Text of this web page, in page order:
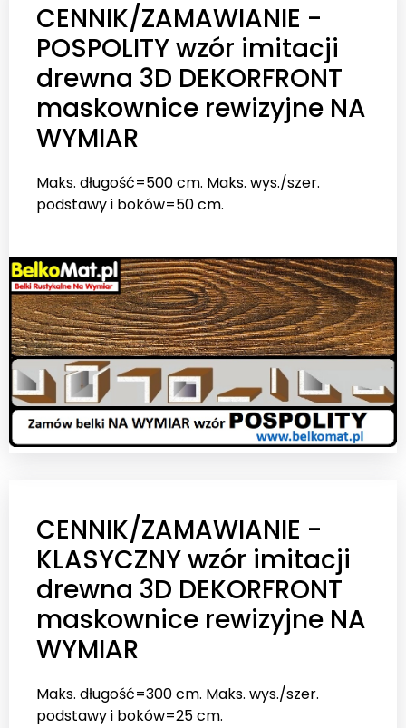
CENNIK/ZAMAWIANIE -
POSPOLITY wzór imitacji
drewna 3D DEKORFRONT
maskownice rewizyjne NA
WYMIAR
Maks. długość=500 cm. Maks. wys./szer.
podstawy i boków=50 cm.
CENNIK/ZAMAWIANIE -
KLASYCZNY wzór imitacji
drewna 3D DEKORFRONT
maskownice rewizyjne NA
WYMIAR
Maks. długość=300 cm. Maks. wys./szer.
podstawy i boków=25 cm.